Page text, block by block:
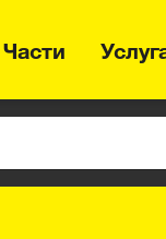
Части